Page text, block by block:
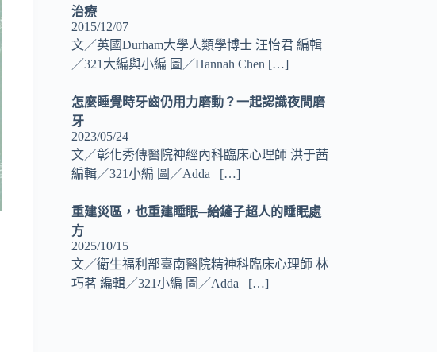
治療
2015/12/07
文／英國Durham大學人類學博士 汪怡君 編輯
／321大編與小編 圖／Hannah Chen […]
怎麼睡覺時牙齒仍用力磨動？一起認識夜間磨
牙
2023/05/24
文／彰化秀傳醫院神經內科臨床心理師 洪于茜
編輯／321小編 圖／Adda […]
重建災區，也重建睡眠─給鏟子超人的睡眠處
方
2025/10/15
文／衛生福利部臺南醫院精神科臨床心理師 林
巧茗 編輯／321小編 圖／Adda […]